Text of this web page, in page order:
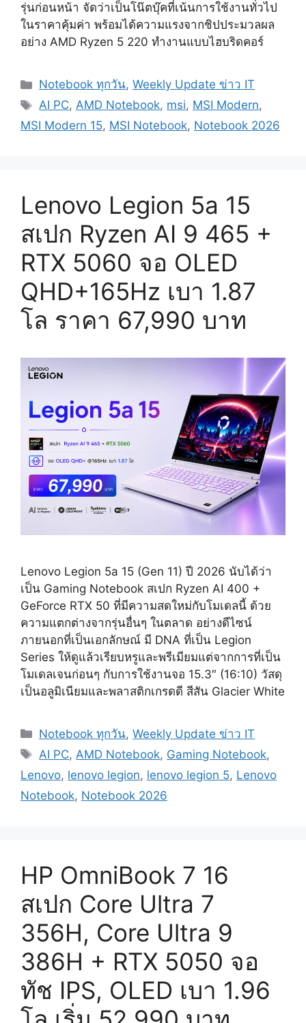
รุ่นก่อนหน้า จัดว่าเป็นโน๊ตบุ๊คที่เน้นการใช้งานทั่วไป
ในราคาคุ้มค่า พร้อมได้ความแรงจากชิปประมวลผล
อย่าง AMD Ryzen 5 220 ทำงานแบบไฮบริดคอร์
Categories
Notebook ทุกวัน,Weekly Update ข่าว IT
Tags
AI PC,AMD Notebook, msi, MSI Modern,
MSI Modern 15, MSI Notebook, Notebook 2026
Lenovo Legion 5a 15
สเปก Ryzen AI 9 465 +
RTX 5060 จอ OLED
QHD+165Hz เบา 1.87
โล ราคา 67,990 บาท
Lenovo Legion 5a 15 (Gen 11) ปี 2026 นับได้ว่า
เป็น Gaming Notebook สเปก Ryzen AI 400 +
GeForce RTX 50 ที่มีความสดใหม่กับโมเดลนี้ ด้วย
ความแตกต่างจากรุ่นอื่นๆ ในตลาด อย่างดีไซน์
ภายนอกที่เป็นเอกลักษณ์ มี DNA ที่เป็น Legion
Series ให้ดูแล้วเรียบหรูและพรีเมียมแต่จากการที่เป็น
โมเดลเจนก่อนๆ กับการใช้งานจอ 15.3″ (16:10) วัสดุ
เป็นอลูมิเนียมและพลาสติกเกรดดี สีสัน Glacier White
Categories
Notebook ทุกวัน,Weekly Update ข่าว IT
Tags
AI PC,AMD Notebook, Gaming Notebook,
Lenovo, lenovo legion, lenovo legion 5, Lenovo
Notebook, Notebook 2026
HP OmniBook 7 16
สเปก Core Ultra 7
356H, Core Ultra 9
386H + RTX 5050 จอ
ทัช IPS, OLED เบา 1.96